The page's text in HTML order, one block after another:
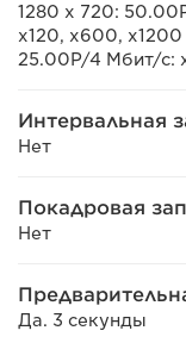
1280 x 720:
x120, x600, x1200
25.00P/4 Мбит/с:
Интервальная
Нет
Покадровая
Нет
Да. 3 секунды